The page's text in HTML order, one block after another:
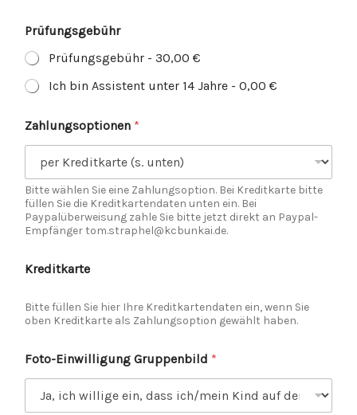
Prüfungsgebühr
Prüfungsgebühr - 30,00 €
Ich bin Assistent unter 14 Jahre - 0,00 €
Zahlungsoptionen *
Bitte wählen Sie eine Zahlungsoption. Bei Kreditkarte bitte
füllen Sie die Kreditkartendaten unten ein. Bei
Paypalüberweisung zahle Sie bitte jetzt direkt an Paypal-
Empfänger tom.straphel@kcbunkai.de.
Kreditkarte
Bitte füllen Sie hier Ihre Kreditkartendaten ein, wenn Sie
oben Kreditkarte als Zahlungsoption gewählt haben.
Foto-Einwilligung Gruppenbild *